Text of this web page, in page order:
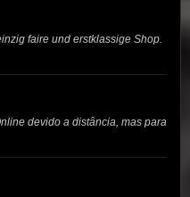
faire und erstklassige Shop.
devido a distância, mas para